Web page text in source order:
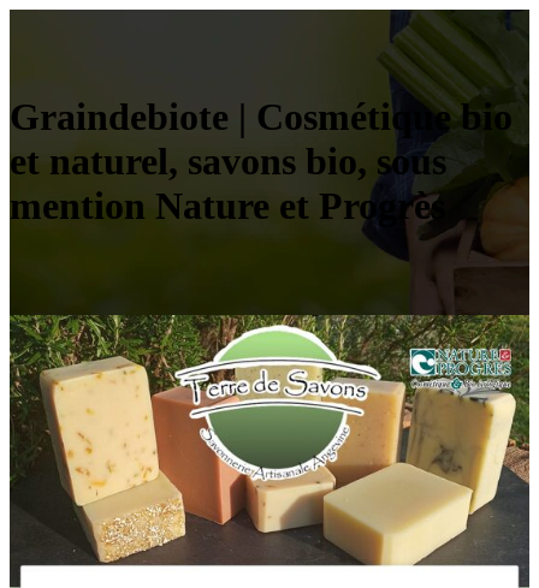
Grain­debio­te | Cosmétique bio
et naturel, savons bio, sous
mention Nature et Progrès